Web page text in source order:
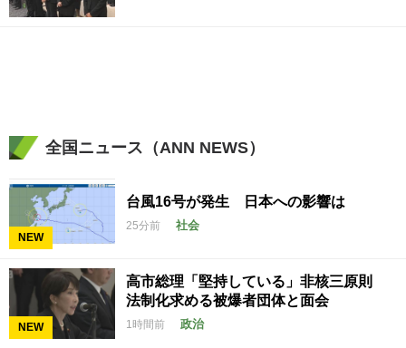
全国ニュース（ANN NEWS）
NEW
台風16号が発生 日本への影響は
25分前 社会
NEW
高市総理「堅持している」非核三原則
法制化求める被爆者団体と面会
1時間前 政治